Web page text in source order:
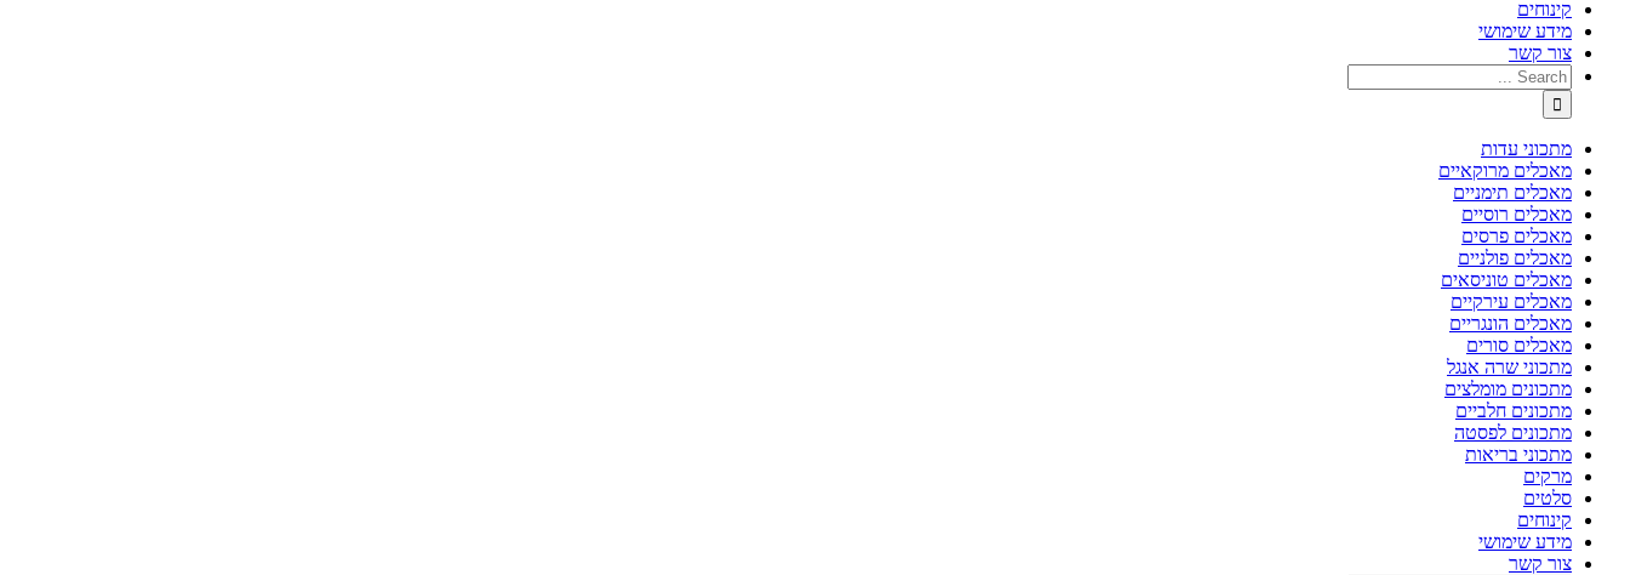
קינוחים
מידע שימושי
צור קשר
מתכוני עדות
מאכלים מרוקאיים
מאכלים תימניים
מאכלים רוסיים
מאכלים פרסים
מאכלים פולניים
מאכלים טוניסאים
מאכלים עירקיים
מאכלים הונגריים
מאכלים סורים
מתכוני שרה אנגל
מתכונים מומלצים
מתכונים חלביים
מתכונים לפסטה
מתכוני בריאות
מרקים
סלטים
קינוחים
מידע שימושי
צור קשר